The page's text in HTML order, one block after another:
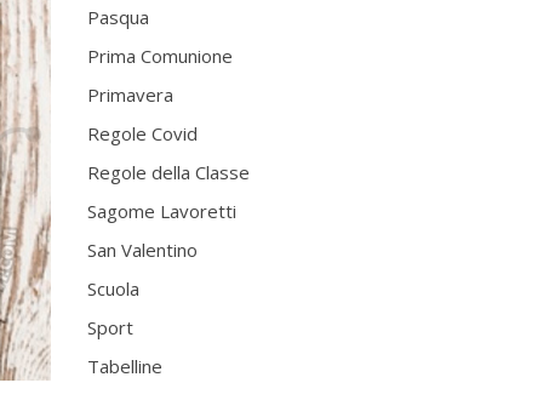
Pasqua
Prima Comunione
Primavera
Regole Covid
Regole della Classe
Sagome Lavoretti
San Valentino
Scuola
Sport
Tabelline